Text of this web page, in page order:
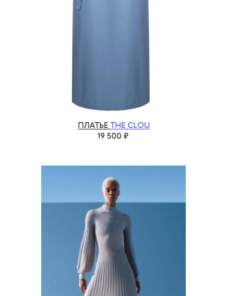
ПЛАТЬЕ THE CLOU
19 500 ₽